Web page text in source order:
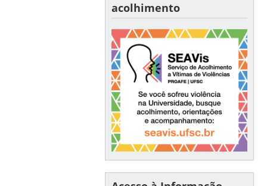
acolhimento